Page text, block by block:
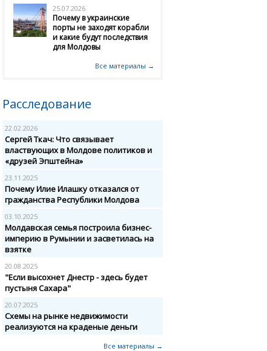
25.07.2026
Почему в украинские
порты не заходят корабли
и какие будут последствия
для Молдовы
Все материалы →
Расследование
22.02.2026
Сергей Ткач: Что связывает
властвующих в Молдове политиков и
«друзей Эпштейна»
23.11.2025
Почему Илие Илашку отказался от
гражданства Республики Молдова
03.10.2025
Молдавская семья построила бизнес-
империю в Румынии и засветилась на
взятке
20.08.2025
"Если высохнет Днестр - здесь будет
пустыня Сахара"
20.07.2025
Схемы на рынке недвижимости
реализуются на краденые деньги
Все материалы →